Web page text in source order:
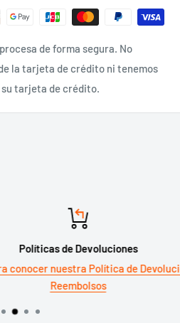
de forma segura. No
la tarjeta de crédito ni tenemos
tarjeta de crédito.
de Devoluciones
nuestra Política de Devoluciones y
Reembolsos